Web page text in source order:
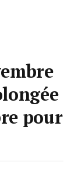
pour